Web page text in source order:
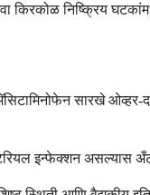
किरकोळ निष्क्रिय
सारखे
इन्फेक्शन असल्यास